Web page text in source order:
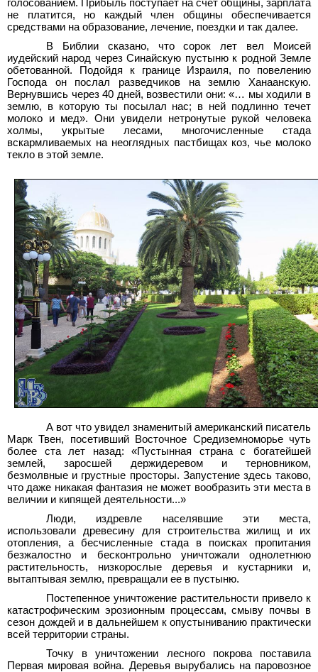
голосованием. Прибыль поступает на счет общины, зарплата
не платится, но каждый член общины обеспечивается
средствами на образование, лечение, поездки и так далее.
В Библии сказано, что сорок лет вел Моисей
иудейский народ через Синайскую пустыню к родной Земле
обетованной. Подойдя к границе Израиля, по повелению
Господа он послал разведчиков на землю Ханаанскую.
Вернувшись через 40 дней, возвестили они: «… мы ходили в
землю, в которую ты посылал нас; в ней подлинно течет
молоко и мед». Они увидели нетронутые рукой человека
холмы, укрытые лесами, многочисленные стада
вскармливаемых на неоглядных пастбищах коз, чье молоко
текло в этой земле.
А вот что увидел знаменитый американский писатель
Марк Твен, посетивший Восточное Средиземноморье чуть
более ста лет назад: «Пустынная страна с богатейшей
землей, заросшей держидеревом и терновником,
безмолвные и грустные просторы. Запустение здесь таково,
что даже никакая фантазия не может вообразить эти места в
величии и кипящей деятельности...»
Люди, издревле населявшие эти места,
использовали древесину для строительства жилищ и их
отопления, а бесчисленные стада в поисках пропитания
безжалостно и бесконтрольно уничтожали однолетнюю
растительность, низкорослые деревья и кустарники и,
вытаптывая землю, превращали ее в пустыню.
Постепенное уничтожение растительности привело к
катастрофическим эрозионным процессам, смыву почвы в
сезон дождей и в дальнейшем к опустыниванию практически
всей территории страны.
Точку в уничтожении лесного покрова поставила
Первая мировая война. Деревья вырубались на паровозное